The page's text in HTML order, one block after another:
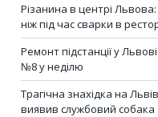
Різанина в центрі
ніж під час сварки в
Ремонт підстанції у
№8 у неділю
Трагічна знахідка на
виявив службовий собака